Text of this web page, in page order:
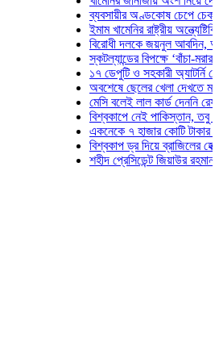
ব্যবসায়ীর অণ্ডকোষ চেপে চেক-
ইমাম খামেনির রাষ্ট্রীয়
বিরোধী দলকে জয়নুল আবদিন,
স্কটল্যান্ডের বিপক্ষে ‘বাঁচা-মরার
১৭ ডেপুটি ও সহকারী অ্যাটর্নি
অবশেষে ছেলের খেলা দেখতে মাঠে
মেসি বলেই লাল কার্ড দেননি রেফারি!
বিশ্বকাপে নেই পাকিস্তান, তবু
একনেকে ৭ হাজার কোটি টাকার ৫
বিশ্বকাপ ড্র দিয়ে ব্রাজিলের হেক্সা
শহীদ প্রেসিডেন্ট জিয়াউর রহমান